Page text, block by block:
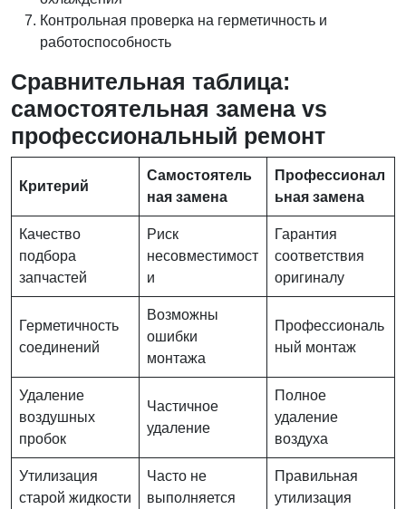
Контрольная проверка на герметичность и
работоспособность
Сравнительная таблица:
самостоятельная замена vs
профессиональный ремонт
Критерий
Самостоятель
ная замена
Профессионал
ьная замена
Качество
подбора
запчастей
Риск
несовместимост
и
Гарантия
соответствия
оригиналу
Герметичность
соединений
Возможны
ошибки
монтажа
Профессиональ
ный монтаж
Удаление
воздушных
пробок
Частичное
удаление
Полное
удаление
воздуха
Утилизация
старой жидкости
Часто не
выполняется
Правильная
утилизация